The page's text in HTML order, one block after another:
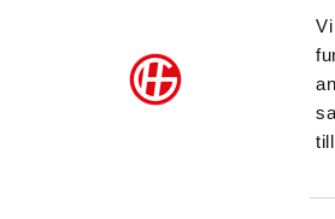
Visselblåsning